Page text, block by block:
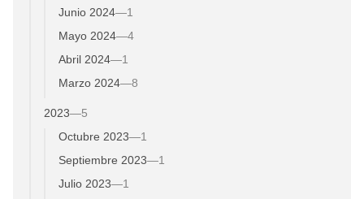
Junio 2024—1
Mayo 2024—4
Abril 2024—1
Marzo 2024—8
2023—5
Octubre 2023—1
Septiembre 2023—1
Julio 2023—1